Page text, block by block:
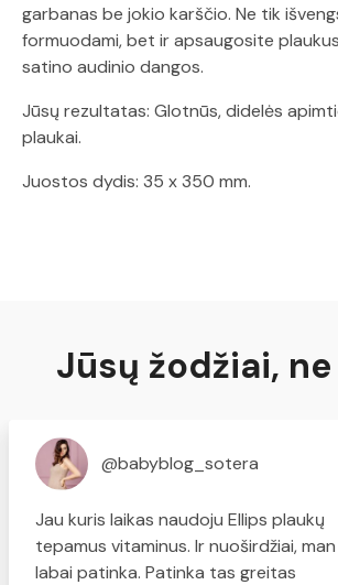
garbanas be jokio karščio. Ne tik
formuodami, bet ir apsaugosite
satino audinio dangos.
Jūsų rezultatas: Glotnūs, didelės
plaukai.
Juostos dydis: 35 x 350 mm.
Jūsų žodžiai,
@babyblog_sotera
Jau kuris laikas naudoju Ellips plaukų
tepamus vitaminus. Ir nuoširdžiai, man
labai patinka. Patinka tas greitas